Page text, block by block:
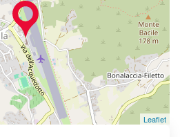
Leaflet